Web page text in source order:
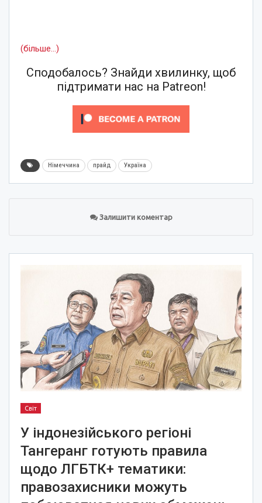
(більше…)
Сподобалось? Знайди хвилинку, щоб
підтримати нас на Patreon!
Німеччина прайд Україна
Залишити коментар
Світ
У індонезійського регіоні
Тангеранг готують правила
щодо ЛГБТК+ тематики:
правозахисники можуть